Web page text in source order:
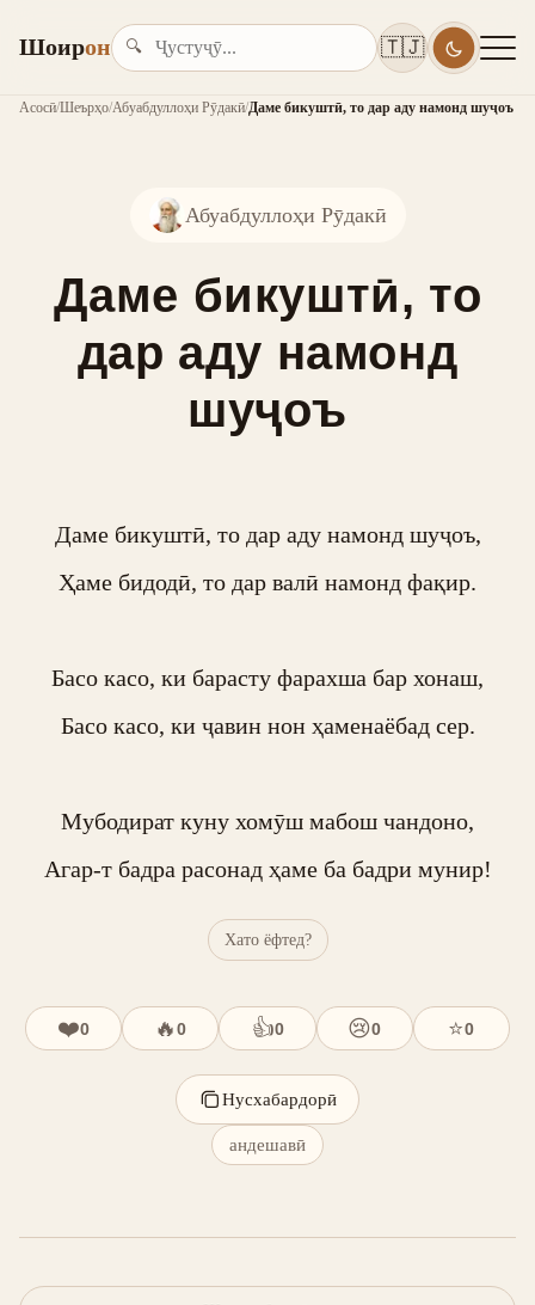
Шоирон 🔍 🇹🇯
Асосӣ/Шеърҳо/Абуабдуллоҳи Рӯдакӣ/Даме бикуштӣ, то дар аду намонд шуҷоъ
Абуабдуллоҳи Рӯдакӣ
Даме бикуштӣ, то
дар аду намонд
шуҷоъ
Даме бикуштӣ, то дар аду намонд шуҷоъ,
Ҳаме бидодӣ, то дар валӣ намонд фақир.
Басо касо, ки барасту фарахша бар хонаш,
Басо касо, ки ҷавин нон ҳаменаёбад сер.
Мубодират куну хомӯш мабош чандоно,
Агар-т бадра расонад ҳаме ба бадри мунир!
Хато ёфтед?
❤️0 🔥0 👍0 😢0 ⭐0
Нусхабардорӣ
андешавӣ